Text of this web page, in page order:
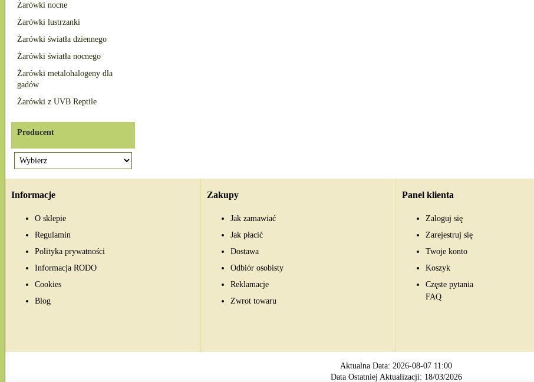
Żarówki nocne
Żarówki lustrzanki
Żarówki światła dziennego
Żarówki światła nocnego
Żarówki metalohalogeny dla
gadów
Żarówki z UVB Reptile
Producent
Informacje
O sklepie
Regulamin
Polityka prywatności
Informacja RODO
Cookies
Blog
Zakupy
Jak zamawiać
Jak płacić
Dostawa
Odbiór osobisty
Reklamacje
Zwrot towaru
Panel klienta
Zaloguj się
Zarejestruj się
Twoje konto
Koszyk
Częste pytania
FAQ
Aktualna Data: 2026-08-07 11:00
Data Ostatniej Aktualizacji: 18/03/2026